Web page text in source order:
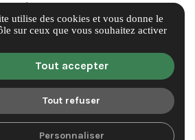
utilise des cookies et vous donne le
sur ceux que vous souhaitez activer
Tout accepter
Tout refuser
Personnaliser